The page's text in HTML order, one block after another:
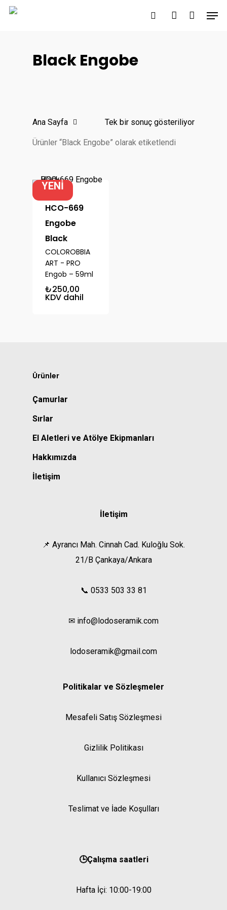
Skip
Black Engobe
Tek bir sonuç gösteriliyor
Ana Sayfa
Ürünler “Black Engobe” olarak etiketlendi
YENİ
HCO-669
Engobe
Black
COLOROBBIA
ART - PRO
Engob – 59ml
₺250,00
KDV dahil
Ürünler
Çamurlar
Sırlar
El Aletleri ve Atölye Ekipmanları
Hakkımızda
İletişim
İletişim
📌 Ayrancı Mah. Cinnah Cad. Kuloğlu Sok.
21/B Çankaya/Ankara
📞 0533 503 33 81
✉ info@lodoseramik.com
lodoseramik@gmail.com
Politikalar ve Sözleşmeler
Mesafeli Satış Sözleşmesi
Gizlilik Politikası
Kullanıcı Sözleşmesi
Teslimat ve İade Koşulları
🕒Çalışma saatleri
Hafta İçi: 10:00-19:00